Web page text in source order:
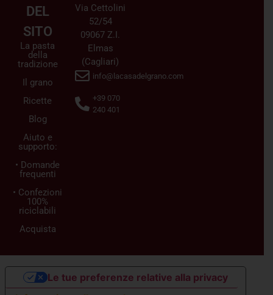
DEL
SITO
La pasta
della
tradizione
Il grano
Ricette
Blog
Aiuto e
supporto:
• Domande
frequenti
• Confezioni
100%
riciclabili
Acquista
Via Cettolini
52/54
09067 Z.I.
Elmas
(Cagliari)
info@lacasadelgrano.com
+39 070
240 401
Le tue preferenze relative alla privacy